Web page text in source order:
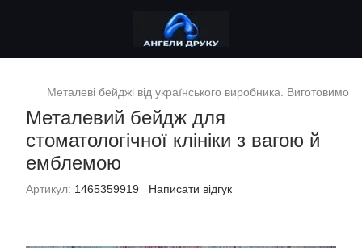
Металеві бейджі від українського виробника. Виготовимо
Металевий бейдж для
стоматологічної клініки з вагою й
емблемою
Артикул: 1465359919 Написати відгук